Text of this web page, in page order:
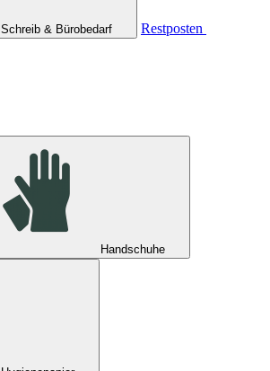
Schreib & Bürobedarf
Restposten
Handschuhe